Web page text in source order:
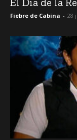
Fiebre de Cabina - 28